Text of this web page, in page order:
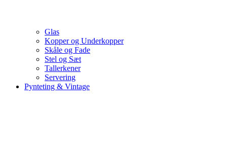
Glas
Kopper og Underkopper
Skåle og Fade
Stel og Sæt
Tallerkener
Servering
Pynteting & Vintage